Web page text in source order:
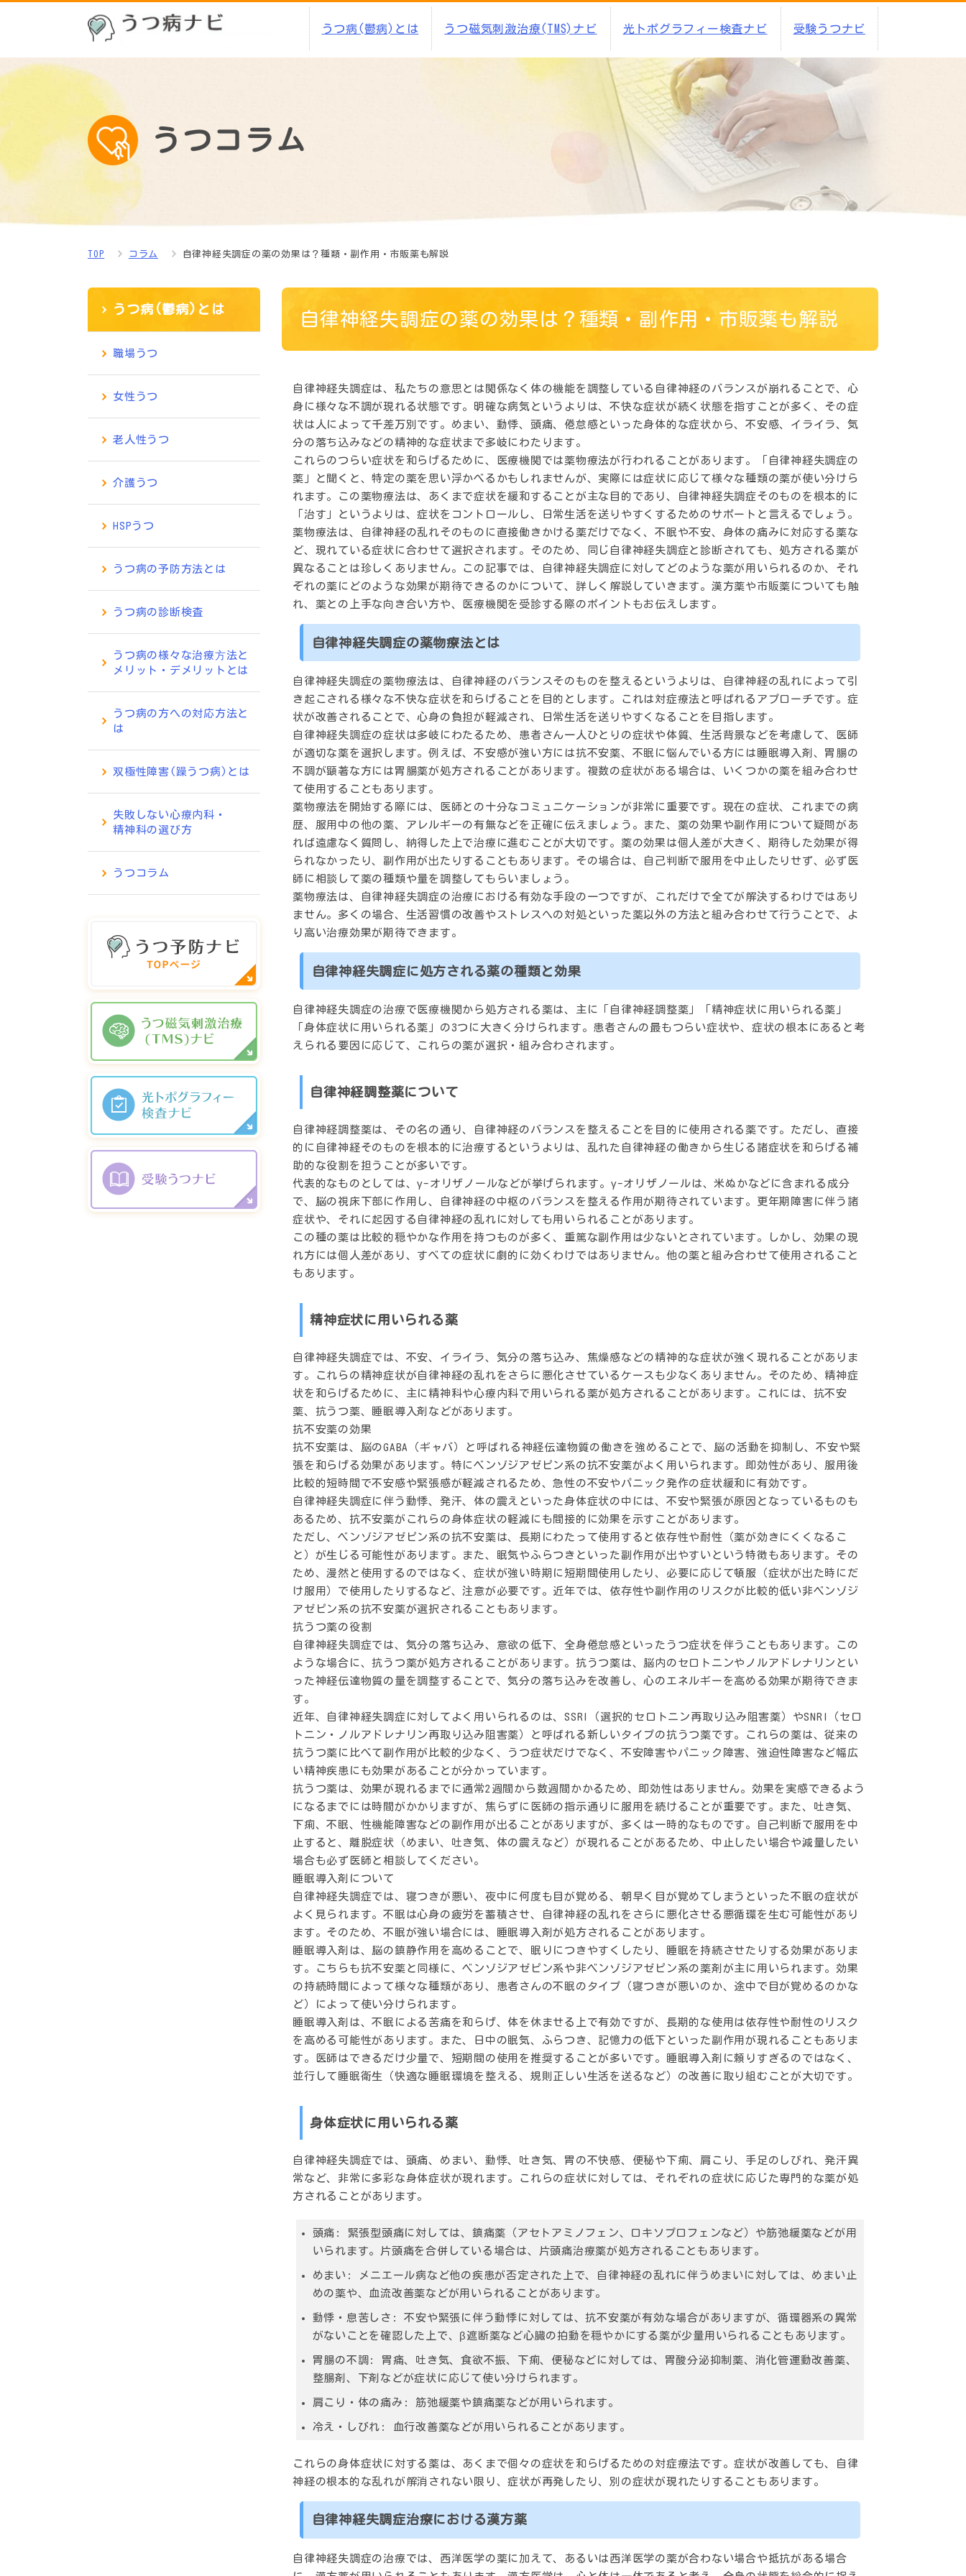
うつ病(鬱病)とは うつ磁気刺激治療(TMS)ナビ 光トポグラフィー検査ナビ 受験うつナビ
うつコラム
TOP コラム 自律神経失調症の薬の効果は？種類・副作用・市販薬も解説
自律神経失調症の薬の効果は？種類・副作用・市販薬も解説
自律神経失調症は、私たちの意思とは関係なく体の機能を調整している自律神経のバランスが崩れることで、心
身に様々な不調が現れる状態です。明確な病気というよりは、不快な症状が続く状態を指すことが多く、その症
状は人によって千差万別です。めまい、動悸、頭痛、倦怠感といった身体的な症状から、不安感、イライラ、気
分の落ち込みなどの精神的な症状まで多岐にわたります。
これらのつらい症状を和らげるために、医療機関では薬物療法が行われることがあります。「自律神経失調症の
薬」と聞くと、特定の薬を思い浮かべるかもしれませんが、実際には症状に応じて様々な種類の薬が使い分けら
れます。この薬物療法は、あくまで症状を緩和することが主な目的であり、自律神経失調症そのものを根本的に
「治す」というよりは、症状をコントロールし、日常生活を送りやすくするためのサポートと言えるでしょう。
薬物療法は、自律神経の乱れそのものに直接働きかける薬だけでなく、不眠や不安、身体の痛みに対応する薬な
ど、現れている症状に合わせて選択されます。そのため、同じ自律神経失調症と診断されても、処方される薬が
異なることは珍しくありません。この記事では、自律神経失調症に対してどのような薬が用いられるのか、それ
ぞれの薬にどのような効果が期待できるのかについて、詳しく解説していきます。漢方薬や市販薬についても触
れ、薬との上手な向き合い方や、医療機関を受診する際のポイントもお伝えします。
自律神経失調症の薬物療法とは
自律神経失調症の薬物療法は、自律神経のバランスそのものを整えるというよりは、自律神経の乱れによって引
き起こされる様々な不快な症状を和らげることを目的とします。これは対症療法と呼ばれるアプローチです。症
状が改善されることで、心身の負担が軽減され、日常生活を送りやすくなることを目指します。
自律神経失調症の症状は多岐にわたるため、患者さん一人ひとりの症状や体質、生活背景などを考慮して、医師
が適切な薬を選択します。例えば、不安感が強い方には抗不安薬、不眠に悩んでいる方には睡眠導入剤、胃腸の
不調が顕著な方には胃腸薬が処方されることがあります。複数の症状がある場合は、いくつかの薬を組み合わせ
て使用することもあります。
薬物療法を開始する際には、医師との十分なコミュニケーションが非常に重要です。現在の症状、これまでの病
歴、服用中の他の薬、アレルギーの有無などを正確に伝えましょう。また、薬の効果や副作用について疑問があ
れば遠慮なく質問し、納得した上で治療に進むことが大切です。薬の効果は個人差が大きく、期待した効果が得
られなかったり、副作用が出たりすることもあります。その場合は、自己判断で服用を中止したりせず、必ず医
師に相談して薬の種類や量を調整してもらいましょう。
薬物療法は、自律神経失調症の治療における有効な手段の一つですが、これだけで全てが解決するわけではあり
ません。多くの場合、生活習慣の改善やストレスへの対処といった薬以外の方法と組み合わせて行うことで、よ
り高い治療効果が期待できます。
自律神経失調症に処方される薬の種類と効果
自律神経失調症の治療で医療機関から処方される薬は、主に「自律神経調整薬」「精神症状に用いられる薬」
「身体症状に用いられる薬」の3つに大きく分けられます。患者さんの最もつらい症状や、症状の根本にあると考
えられる要因に応じて、これらの薬が選択・組み合わされます。
自律神経調整薬について
自律神経調整薬は、その名の通り、自律神経のバランスを整えることを目的に使用される薬です。ただし、直接
的に自律神経そのものを根本的に治療するというよりは、乱れた自律神経の働きから生じる諸症状を和らげる補
助的な役割を担うことが多いです。
代表的なものとしては、γ-オリザノールなどが挙げられます。γ-オリザノールは、米ぬかなどに含まれる成分
で、脳の視床下部に作用し、自律神経の中枢のバランスを整える作用が期待されています。更年期障害に伴う諸
症状や、それに起因する自律神経の乱れに対しても用いられることがあります。
この種の薬は比較的穏やかな作用を持つものが多く、重篤な副作用は少ないとされています。しかし、効果の現
れ方には個人差があり、すべての症状に劇的に効くわけではありません。他の薬と組み合わせて使用されること
もあります。
精神症状に用いられる薬
自律神経失調症では、不安、イライラ、気分の落ち込み、焦燥感などの精神的な症状が強く現れることがありま
す。これらの精神症状が自律神経の乱れをさらに悪化させているケースも少なくありません。そのため、精神症
状を和らげるために、主に精神科や心療内科で用いられる薬が処方されることがあります。これには、抗不安
薬、抗うつ薬、睡眠導入剤などがあります。
抗不安薬の効果
抗不安薬は、脳のGABA（ギャバ）と呼ばれる神経伝達物質の働きを強めることで、脳の活動を抑制し、不安や緊
張を和らげる効果があります。特にベンゾジアゼピン系の抗不安薬がよく用いられます。即効性があり、服用後
比較的短時間で不安感や緊張感が軽減されるため、急性の不安やパニック発作の症状緩和に有効です。
自律神経失調症に伴う動悸、発汗、体の震えといった身体症状の中には、不安や緊張が原因となっているものも
あるため、抗不安薬がこれらの身体症状の軽減にも間接的に効果を示すことがあります。
ただし、ベンゾジアゼピン系の抗不安薬は、長期にわたって使用すると依存性や耐性（薬が効きにくくなるこ
と）が生じる可能性があります。また、眠気やふらつきといった副作用が出やすいという特徴もあります。その
ため、漫然と使用するのではなく、症状が強い時期に短期間使用したり、必要に応じて頓服（症状が出た時にだ
け服用）で使用したりするなど、注意が必要です。近年では、依存性や副作用のリスクが比較的低い非ベンゾジ
アゼピン系の抗不安薬が選択されることもあります。
抗うつ薬の役割
自律神経失調症では、気分の落ち込み、意欲の低下、全身倦怠感といったうつ症状を伴うこともあります。この
ような場合に、抗うつ薬が処方されることがあります。抗うつ薬は、脳内のセロトニンやノルアドレナリンとい
った神経伝達物質の量を調整することで、気分の落ち込みを改善し、心のエネルギーを高める効果が期待できま
す。
近年、自律神経失調症に対してよく用いられるのは、SSRI（選択的セロトニン再取り込み阻害薬）やSNRI（セロ
トニン・ノルアドレナリン再取り込み阻害薬）と呼ばれる新しいタイプの抗うつ薬です。これらの薬は、従来の
抗うつ薬に比べて副作用が比較的少なく、うつ症状だけでなく、不安障害やパニック障害、強迫性障害など幅広
い精神疾患にも効果があることが分かっています。
抗うつ薬は、効果が現れるまでに通常2週間から数週間かかるため、即効性はありません。効果を実感できるよう
になるまでには時間がかかりますが、焦らずに医師の指示通りに服用を続けることが重要です。また、吐き気、
下痢、不眠、性機能障害などの副作用が出ることがありますが、多くは一時的なものです。自己判断で服用を中
止すると、離脱症状（めまい、吐き気、体の震えなど）が現れることがあるため、中止したい場合や減量したい
場合も必ず医師と相談してください。
睡眠導入剤について
自律神経失調症では、寝つきが悪い、夜中に何度も目が覚める、朝早く目が覚めてしまうといった不眠の症状が
よく見られます。不眠は心身の疲労を蓄積させ、自律神経の乱れをさらに悪化させる悪循環を生む可能性があり
ます。そのため、不眠が強い場合には、睡眠導入剤が処方されることがあります。
睡眠導入剤は、脳の鎮静作用を高めることで、眠りにつきやすくしたり、睡眠を持続させたりする効果がありま
す。こちらも抗不安薬と同様に、ベンゾジアゼピン系や非ベンゾジアゼピン系の薬剤が主に用いられます。効果
の持続時間によって様々な種類があり、患者さんの不眠のタイプ（寝つきが悪いのか、途中で目が覚めるのかな
ど）によって使い分けられます。
睡眠導入剤は、不眠による苦痛を和らげ、体を休ませる上で有効ですが、長期的な使用は依存性や耐性のリスク
を高める可能性があります。また、日中の眠気、ふらつき、記憶力の低下といった副作用が現れることもありま
す。医師はできるだけ少量で、短期間の使用を推奨することが多いです。睡眠導入剤に頼りすぎるのではなく、
並行して睡眠衛生（快適な睡眠環境を整える、規則正しい生活を送るなど）の改善に取り組むことが大切です。
身体症状に用いられる薬
自律神経失調症では、頭痛、めまい、動悸、吐き気、胃の不快感、便秘や下痢、肩こり、手足のしびれ、発汗異
常など、非常に多彩な身体症状が現れます。これらの症状に対しては、それぞれの症状に応じた専門的な薬が処
方されることがあります。
頭痛:
緊張型頭痛に対しては、鎮痛薬（アセトアミノフェン、ロキソプロフェンなど）や筋弛緩薬などが用
いられます。片頭痛を合併している場合は、片頭痛治療薬が処方されることもあります。
めまい:
メニエール病など他の疾患が否定された上で、自律神経の乱れに伴うめまいに対しては、めまい止
めの薬や、血流改善薬などが用いられることがあります。
動悸・息苦しさ:
不安や緊張に伴う動悸に対しては、抗不安薬が有効な場合がありますが、循環器系の異常
がないことを確認した上で、β遮断薬など心臓の拍動を穏やかにする薬が少量用いられることもあります。
胃腸の不調:
胃痛、吐き気、食欲不振、下痢、便秘などに対しては、胃酸分泌抑制薬、消化管運動改善薬、
整腸剤、下剤などが症状に応じて使い分けられます。
肩こり・体の痛み: 筋弛緩薬や鎮痛薬などが用いられます。
冷え・しびれ: 血行改善薬などが用いられることがあります。
これらの身体症状に対する薬は、あくまで個々の症状を和らげるための対症療法です。症状が改善しても、自律
神経の根本的な乱れが解消されない限り、症状が再発したり、別の症状が現れたりすることもあります。
自律神経失調症治療における漢方薬
自律神経失調症の治療では、西洋医学の薬に加えて、あるいは西洋医学の薬が合わない場合や抵抗がある場合
うつ病(鬱病)とは
職場うつ
女性うつ
老人性うつ
介護うつ
HSPうつ
うつ病の予防方法とは
うつ病の診断検査
うつ病の様々な治療⽅法と
メリット・デメリットとは
うつ病の方への対応方法と
は
双極性障害(躁うつ病)とは
失敗しない心療内科・
精神科の選び方
うつコラム